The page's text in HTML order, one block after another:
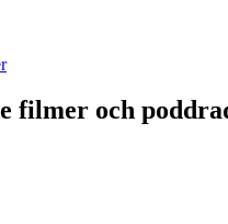
filmer och